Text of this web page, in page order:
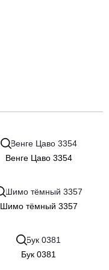
Венге Цаво 3354
Шимо тёмный 3357
Бук 0381